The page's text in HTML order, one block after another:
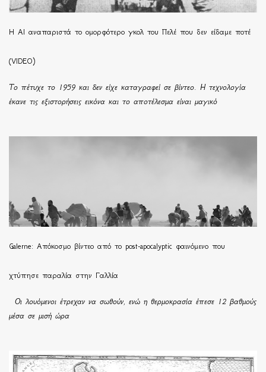
Η ΑΙ αναπαριστά το ομορφότερο γκολ του Πελέ που δεν είδαμε ποτέ
(VIDEO)
Το πέτυχε το 1959 και δεν είχε καταγραφεί σε βίντεο. Η τεχνολογία
έκανε τις εξιστορήσεις εικόνα και το αποτέλεσμα είναι μαγικό
Galerne: Απόκοσμο βίντεο από το post-apocalyptic φαινόμενο που
χτύπησε παραλία στην Γαλλία
Οι λουόμενοι έτρεχαν να σωθούν, ενώ η θερμοκρασία έπεσε 12 βαθμούς
μέσα σε μισή ώρα